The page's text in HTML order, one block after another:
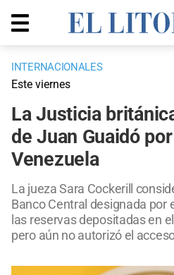
INTERNACIONALES
Este viernes
La Justicia
de Juan Guaidó
Venezuela
La jueza Sara Cockerill
Banco Central designada por
las reservas depositadas en
pero aún no autorizó el